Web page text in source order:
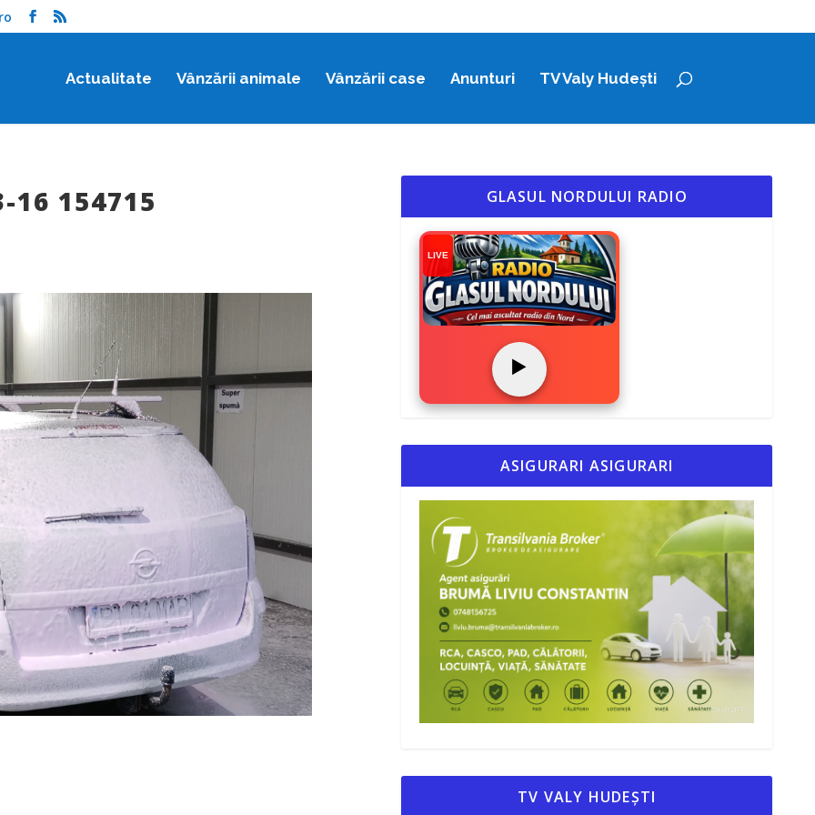
Actualitate Vânzării animale Vânzării case Anunturi TV Valy Hudești
154715 GLASUL NORDULUI RADIO
LIVE
▶️
ASIGURARI ASIGURARI
TV VALY HUDEȘTI